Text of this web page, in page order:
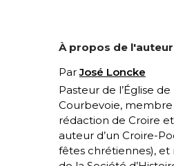
À propos de l'auteur
ParJosé Loncke
Pasteur de l’Église de
Courbevoie, membre
rédaction de Croire
auteur d’un Croire-
fêtes chrétiennes), et